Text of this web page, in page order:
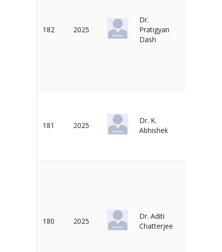
182 2025
Dr.
Pratigyan
Dash
181 2025
Dr. K.
Abhishek
180 2025
Dr. Aditi
Chatterjee